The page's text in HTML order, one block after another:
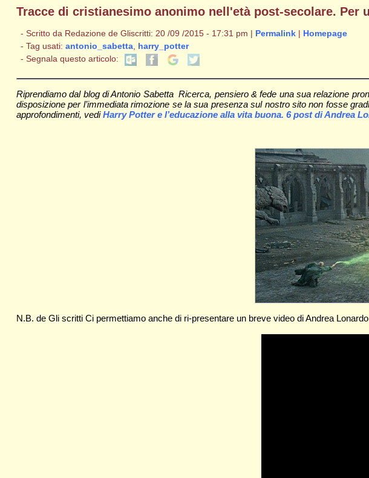
Tracce di cristianesimo anonimo nell'età post-secolare.
- Scritto da Redazione de Gliscritti: 20 /09 /2015 - 17:31 pm | Permalink| Homepage
- Tag usati: antonio_sabetta, harry_potter
- Segnala questo articolo:
Riprendiamo dal blog di Antonio Sabetta Ricerca, pensiero & fede una sua relazione
disposizione per l’immediata rimozione se la sua presenza sul nostro sito non fosse
approfondimenti, vediHarry Potter e l’educazione alla vita buona. 6 post di Andrea
N.B. de Gli scritti Ci permettiamo anche di ri-presentare un breve video di Andrea